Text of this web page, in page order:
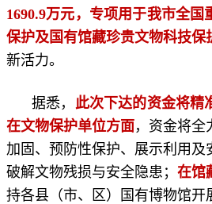
1690.9万元，专项用于我市全
保护及国有馆藏珍贵文物科技保
新活力。
据悉，
此次下达的资金将精
在文物保护单位方面，资金将全
加固、预防性保护、展示利用及
破解文物残损与安全隐患； 在馆
持各县（市、区）国有博物馆开